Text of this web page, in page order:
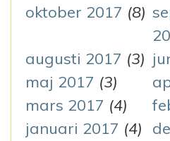
oktober 2017 (8)
augusti 2017 (3)
maj 2017 (3)
mars 2017 (4)
januari 2017 (4)